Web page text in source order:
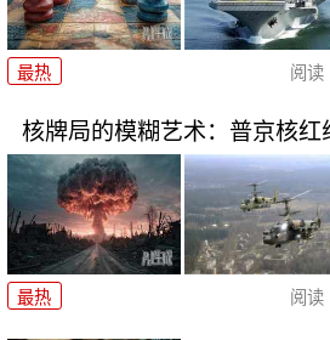
最热 阅读
核牌局的模糊艺术：普京核红
最热 阅读